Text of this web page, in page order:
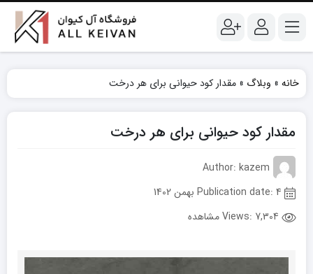
خانه » وبلاگ » مقدار کود حیوانی برای هر درخت
مقدار کود حیوانی برای هر درخت
Author: kazem
7,304 مشاهده